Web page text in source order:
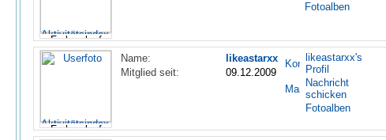
Fotoalben
Name:
likeastarxx
Mitglied seit:
09.12.2009
likeastarxx's
Profil
Nachricht
schicken
Fotoalben